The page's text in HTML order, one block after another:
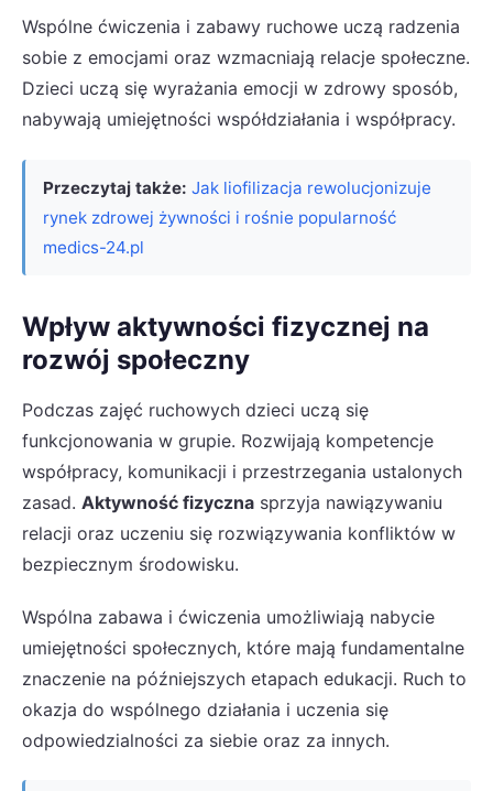
Wspólne ćwiczenia i zabawy ruchowe uczą radzenia
sobie z emocjami oraz wzmacniają relacje społeczne.
Dzieci uczą się wyrażania emocji w zdrowy sposób,
nabywają umiejętności współdziałania i współpracy.
Przeczytaj także: Jak liofilizacja rewolucjonizuje
rynek zdrowej żywności i rośnie popularność
medics-24.pl
Wpływ aktywności fizycznej na
rozwój społeczny
Podczas zajęć ruchowych dzieci uczą się
funkcjonowania w grupie. Rozwijają kompetencje
współpracy, komunikacji i przestrzegania ustalonych
zasad. Aktywność fizyczna sprzyja nawiązywaniu
relacji oraz uczeniu się rozwiązywania konfliktów w
bezpiecznym środowisku.
Wspólna zabawa i ćwiczenia umożliwiają nabycie
umiejętności społecznych, które mają fundamentalne
znaczenie na późniejszych etapach edukacji. Ruch to
okazja do wspólnego działania i uczenia się
odpowiedzialności za siebie oraz za innych.